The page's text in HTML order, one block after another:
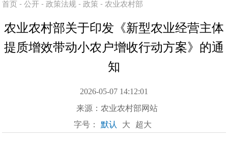
首页 -公开-政策法规-政策 - 农业农村部
农业农村部关于印发《新型农业经营主体
提质增效带动小农户增收行动方案》的通
知
2026-05-07 14:12:01
来源： 农业农村部网站
字号： 默认 大 超大